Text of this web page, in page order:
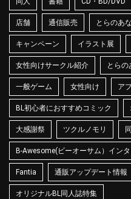
店舗 通信販売 とらのあ
キャンペーン イラスト展
女性向けサークル紹介 とらの
一般ゲーム 女性向け ア
BL初心者におすすめコミック
大感謝祭 ツクルノモリ
B-Awesome(ビーオーサム）イン
Fantia 通販アップデート情報
オリジナルBL同人誌特集